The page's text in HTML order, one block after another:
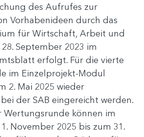
des Aufrufes zur
Vorhabenideen durch das
für Wirtschaft, Arbeit und
September 2023 im
erfolgt. Für die vierte
im Einzelprojekt-Modul
2. Mai 2025 wieder
der SAB eingereicht werden.
Wertungsrunde können im
November 2025 bis zum 31.